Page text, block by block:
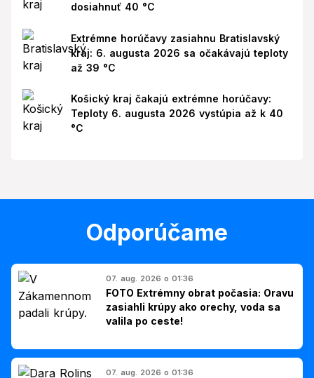
dosiahnuť 40 °C
Extrémne horúčavy zasiahnu Bratislavský
kraj: 6. augusta 2026 sa očakávajú teploty
až 39 °C
Košický kraj čakajú extrémne horúčavy:
Teploty 6. augusta 2026 vystúpia až k 40
°C
Odporúčame
07. aug. 2026 o 01:36
FOTO Extrémny obrat počasia: Oravu
zasiahli krúpy ako orechy, voda sa
valila po ceste!
07. aug. 2026 o 01:36